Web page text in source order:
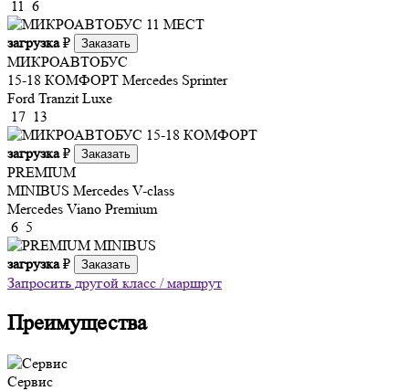
11 6
загрузка₽ Заказать
МИКРОАВТОБУС
15-18 КОМФОРТ Mercedes Sprinter
Ford Tranzit Luxe
17 13
загрузка₽ Заказать
PREMIUM
MINIBUS Mercedes V-class
Mercedes Viano Premium
6 5
загрузка₽ Заказать
Запросить другой класс / маршрут
Преимущества
Сервис